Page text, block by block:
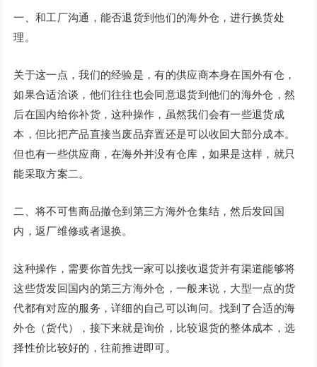
一、和工厂沟通，能否退货到他们的海外仓，进行换货处
理。
关于这一点，我们的经验是，有的供应商本身在国外有仓，
如果合适洽谈，他们往往也会同意退货到他们的海外仓，然
后在国内给你补货，这种操作，虽然我们会有一些退货成
本，但比把产品直接当废品弃置还是可以收回大部分成本。
但也有一些供应商，在海外并没有仓库，如果是这样，就只
能采取方案二。
二、将不可售商品撤仓到第三方海外仓集结，然后发回国
内，返厂维修或者退换。
这种操作，需要你首先找一家可以接收退货并有渠道能够将
这些货发回国内的第三方海外仓，一般来说，大型一点的货
代都有对应的服务，详细的自己可以询问。找到了合适的海
外仓（货代），接下来就是询价，比较退货的整体成本，选
择性价比较好的，往前推进即可。